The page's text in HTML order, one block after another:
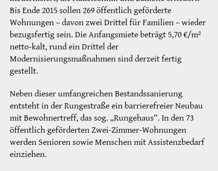
Bis Ende 2015 sollen 269 öffentlich geförderte
Wohnungen – davon zwei Drittel für Familien – wieder
bezugsfertig sein. Die Anfangsmiete beträgt 5,70 €/m²
netto-kalt, rund ein Drittel der
Modernisierungsmaßnahmen sind derzeit fertig
gestellt.
Neben dieser umfangreichen Bestandssanierung
entsteht in der Rungestraße ein barrierefreier Neubau
mit Bewohnertreff, das sog. „Rungehaus“. In den 73
öffentlich geförderten Zwei-Zimmer-Wohnungen
werden Senioren sowie Menschen mit Assistenzbedarf
einziehen.